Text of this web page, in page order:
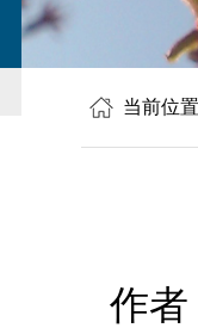
当前位
作者